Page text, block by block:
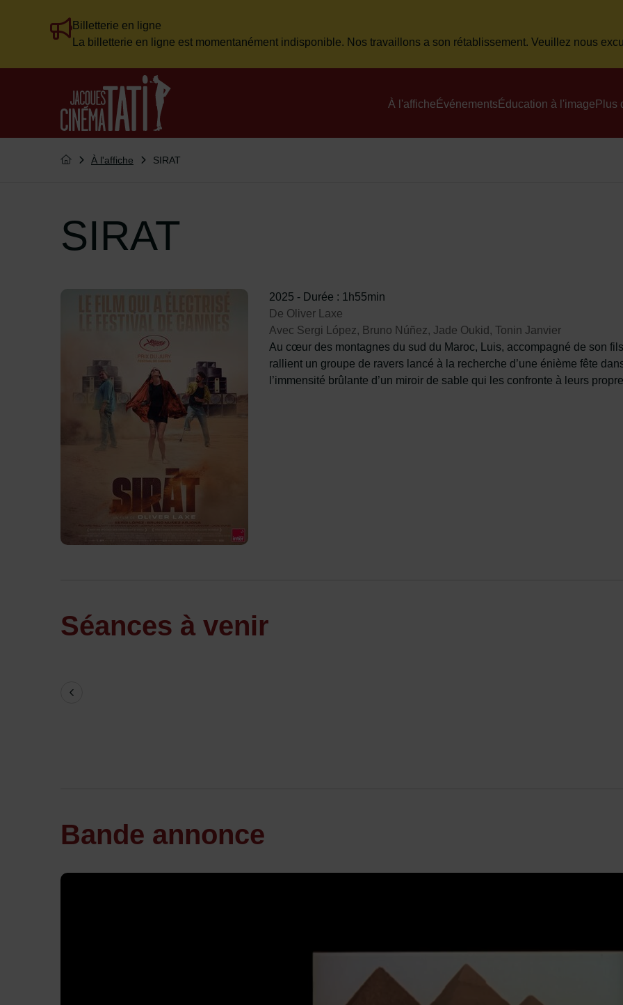
Billetterie en ligne
La billetterie en ligne est momentanément indisponible. Nos travaillons a son rétablissement. Veuillez nous
À l'affiche Événements Éducation à l'image Plus
Vous êtes ici :
Retourner à l'accueil
À l'affiche SIRAT
SIRAT
2025 - Durée : 1h55min
De Oliver Laxe
Avec Sergi López, Bruno Núñez, Jade Oukid, Tonin Janvier
Au cœur des montagnes du sud du Maroc, Luis, accompagné de son
rallient un groupe de ravers lancé à la recherche d’une énième fête
l’immensité brûlante d’un miroir de sable qui les confronte à leurs
Séances à venir
Previous
Bande annonce